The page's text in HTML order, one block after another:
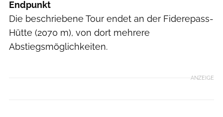
Endpunkt
Die beschriebene Tour endet an der Fiderepass-
Hütte (2070 m), von dort mehrere
Abstiegsmöglichkeiten.
ANZEIGE